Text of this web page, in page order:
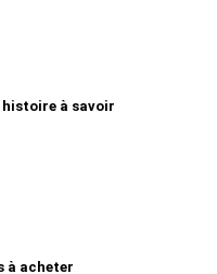
à savoir
à acheter